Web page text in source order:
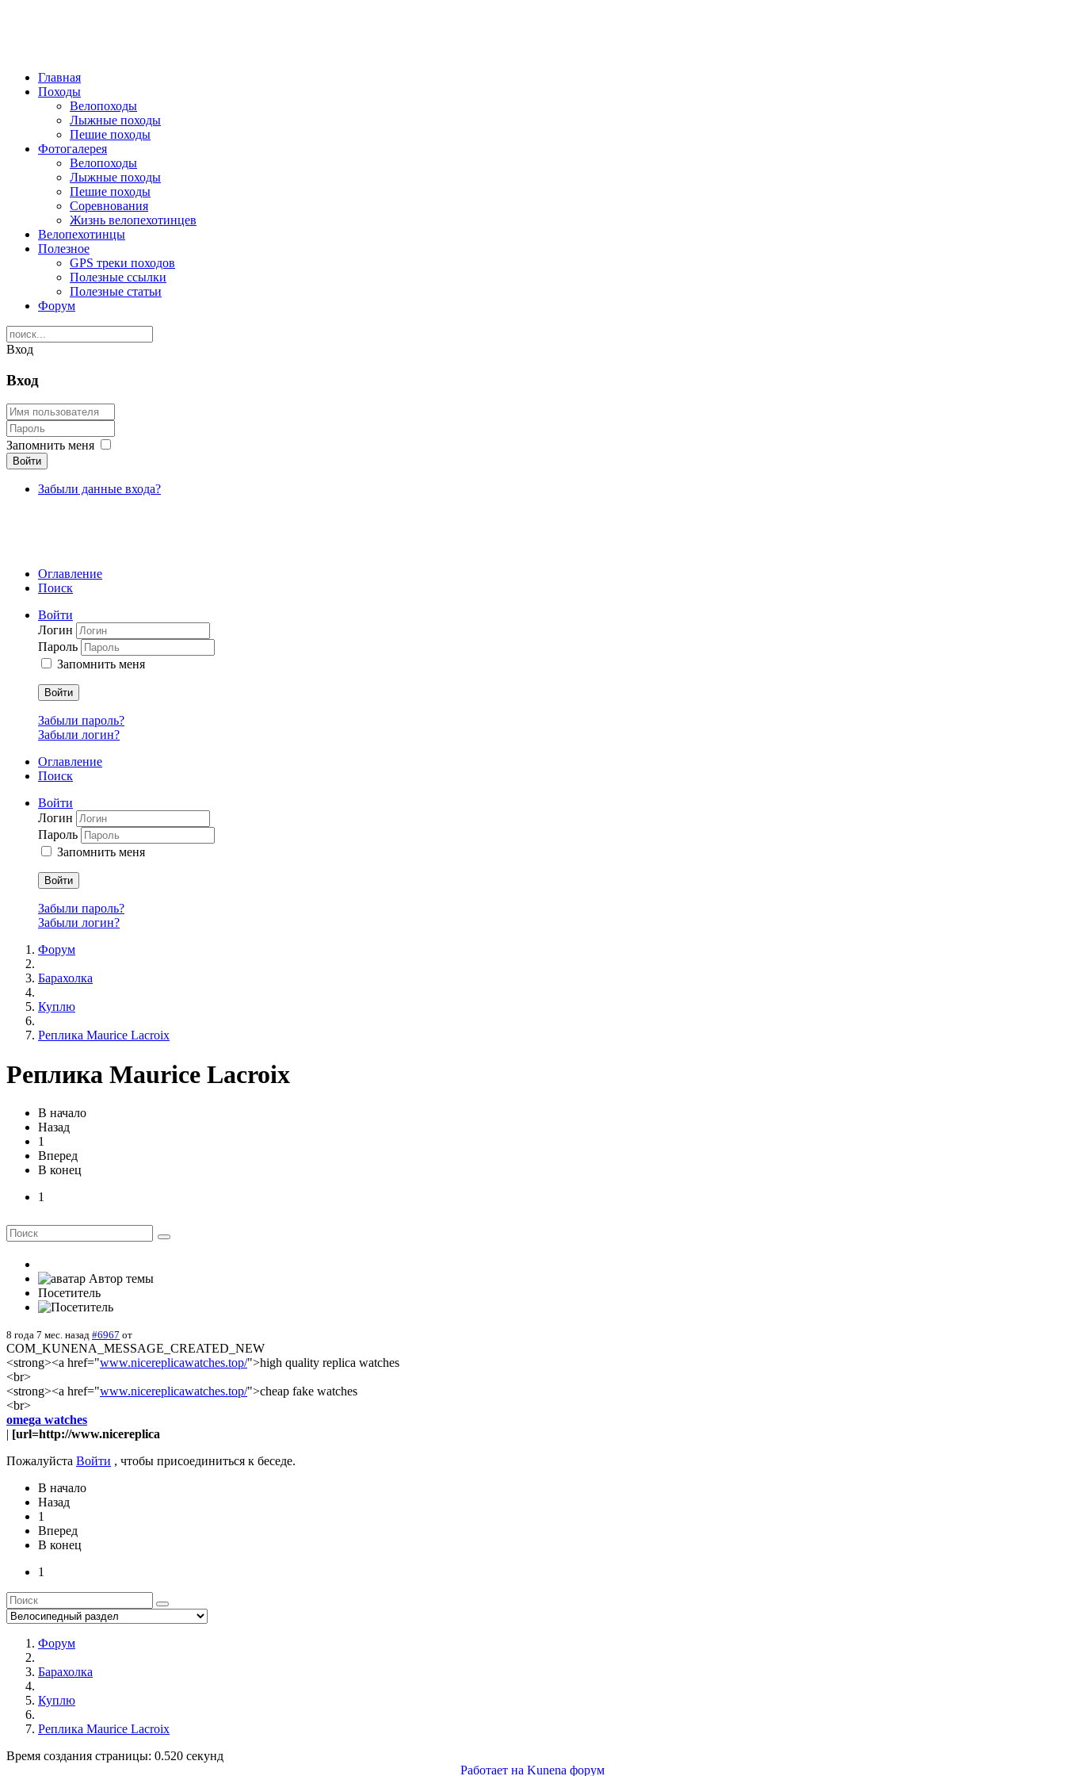
Главная
Походы
Велопоходы
Лыжные походы
Пешие походы
Фотогалерея
Велопоходы
Лыжные походы
Пешие походы
Соревнования
Жизнь велопехотинцев
Велопехотинцы
Полезное
GPS треки походов
Полезные ссылки
Полезные статьи
Форум
Вход
Вход
Запомнить меня
Войти
Забыли данные входа?
Оглавление
Поиск
Войти
Логин
Пароль
Запомнить меня
Войти
Забыли пароль?
Забыли логин?
Оглавление
Поиск
Войти
Логин
Пароль
Запомнить меня
Войти
Забыли пароль?
Забыли логин?
Форум
Барахолка
Куплю
Реплика Maurice Lacroix
Реплика Maurice Lacroix
В начало
Назад
1
Вперед
В конец
1
Автор темы
Посетитель
8 года 7 мес. назад #6967 от
COM_KUNENA_MESSAGE_CREATED_NEW
<strong><a href="www.nicereplicawatches.top/">high quality replica watches
<br>
<strong><a href="www.nicereplicawatches.top/">cheap fake watches
<br>
omega watches
| [url=http://www.nicereplica
Пожалуйста Войти , чтобы присоединиться к беседе.
В начало
Назад
1
Вперед
В конец
1
Форум
Барахолка
Куплю
Реплика Maurice Lacroix
Время создания страницы: 0.520 секунд
Работает на Kunena форум